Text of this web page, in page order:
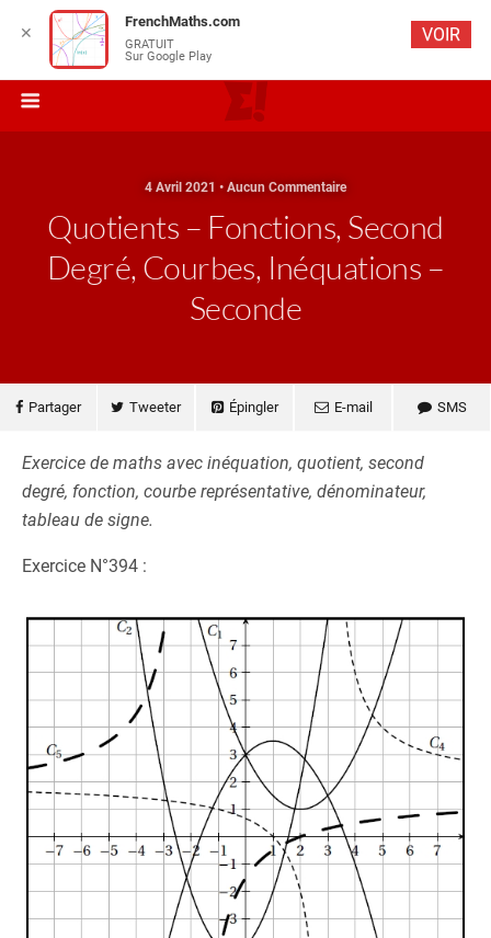
4 Avril 2021 • Aucun Commentaire
Quotients – Fonctions, Second
Degré, Courbes, Inéquations –
Seconde
Partager Tweeter Épingler E-mail SMS
Exercice de maths avec inéquation, quotient, second
degré, fonction, courbe représentative, dénominateur,
tableau de signe.
Exercice N°394 :
✕
FrenchMaths.com
GRATUIT
Sur Google Play
VOIR